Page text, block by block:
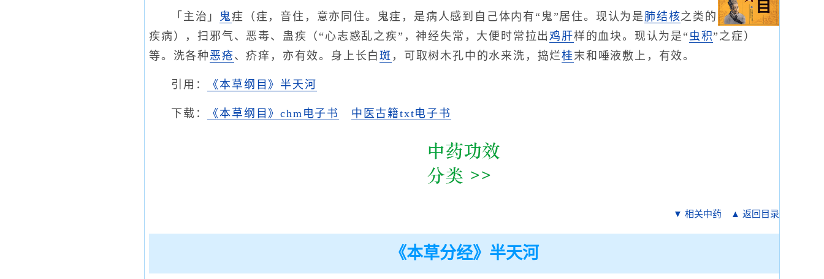
「主治」 鬼疰（疰，音住，意亦同住。鬼疰，是病人感到自己体内有“鬼”居住。现认为是 肺结核之类的
疾病），扫邪气、恶毒、蛊疾（“心志惑乱之疾”，神经失常，大便时常拉出鸡肝样的血块。现认为是“虫积”之症）
等。洗各种 恶疮 、疥痒，亦有效。身上长白斑 ，可取树木孔中的水来洗，捣烂桂 末和唾液敷上，有效。
引用： 《本草纲目》半天河
下载： 《本草纲目》chm电子书 中医古籍txt电子书
▼ 相关中药 ▲ 返回目录
《本草分经》半天河